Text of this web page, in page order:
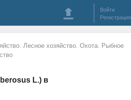
Войти
Регистрация
Лесное хозяйство. Охота. Рыбное
L.) в